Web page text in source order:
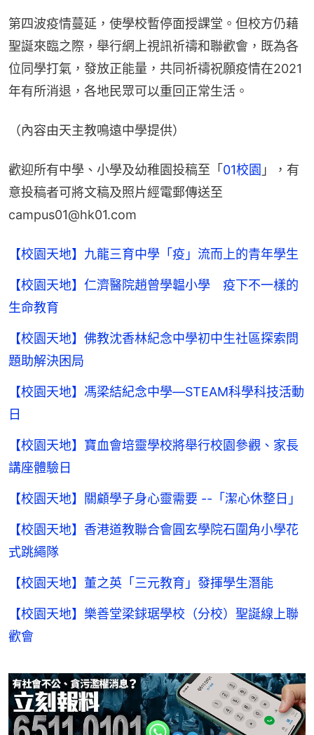
第四波疫情蔓延，使學校暫停面授課堂。但校方仍藉
聖誕來臨之際，舉行網上視訊祈禱和聯歡會，既為各
位同學打氣，發放正能量，共同祈禱祝願疫情在2021
年有所消退，各地民眾可以重回正常生活。
（內容由天主教鳴遠中學提供）
歡迎所有中學、小學及幼稚園投稿至「01校園 」，有
意投稿者可將文稿及照片經電郵傳送至
campus01@hk01.com
【校園天地】九龍三育中學「疫」流而上的青年學生
【校園天地】仁濟醫院趙曾學韞小學 疫下不一樣的
生命教育
【校園天地】佛教沈香林紀念中學初中生社區探索問
題助解決困局
【校園天地】馮梁結紀念中學—STEAM科學科技活動
日
【校園天地】寶血會培靈學校將舉行校園參觀、家長
講座體驗日
【校園天地】關顧學子身心靈需要 --「潔心休整日」
【校園天地】香港道教聯合會圓玄學院石圍角小學花
式跳繩隊
【校園天地】董之英「三元教育」發揮學生潛能
【校園天地】樂善堂梁銶琚學校（分校）聖誕線上聯
歡會